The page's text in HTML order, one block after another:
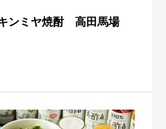
ンミヤ焼酎 高田馬場